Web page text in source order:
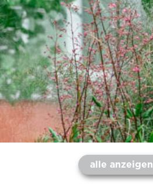
alle anzeigen